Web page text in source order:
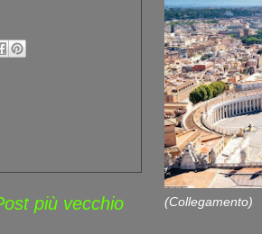
più vecchio (Collegamento)